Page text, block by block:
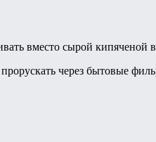
вместо сырой кипяченой
через бытовые